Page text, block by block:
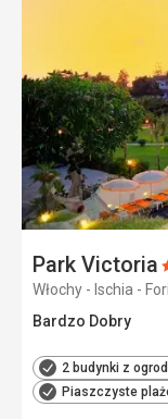
Park Victoria
Włochy - Ischia -
Bardzo Dobry
2 budynki z
Piaszczyste